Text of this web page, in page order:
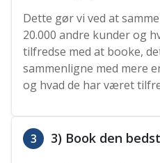
Dette gør vi ved at
20.000 andre kunder og
tilfredse med at booke,
sammenligne med mere
og hvad de har været
3 3) Book den